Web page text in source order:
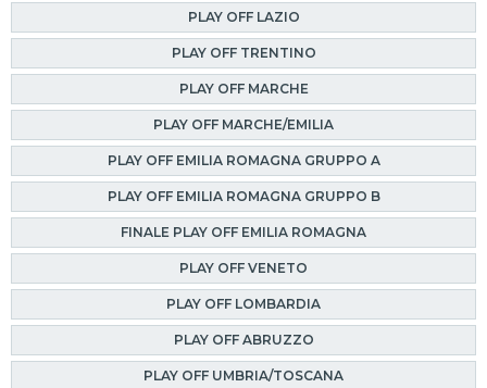
PLAY OFF LAZIO
PLAY OFF TRENTINO
PLAY OFF MARCHE
PLAY OFF MARCHE/EMILIA
PLAY OFF EMILIA ROMAGNA GRUPPO A
PLAY OFF EMILIA ROMAGNA GRUPPO B
FINALE PLAY OFF EMILIA ROMAGNA
PLAY OFF VENETO
PLAY OFF LOMBARDIA
PLAY OFF ABRUZZO
PLAY OFF UMBRIA/TOSCANA